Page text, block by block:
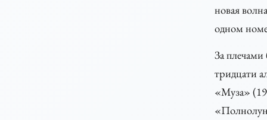
новая
одном
За
тридцати
«Муза»